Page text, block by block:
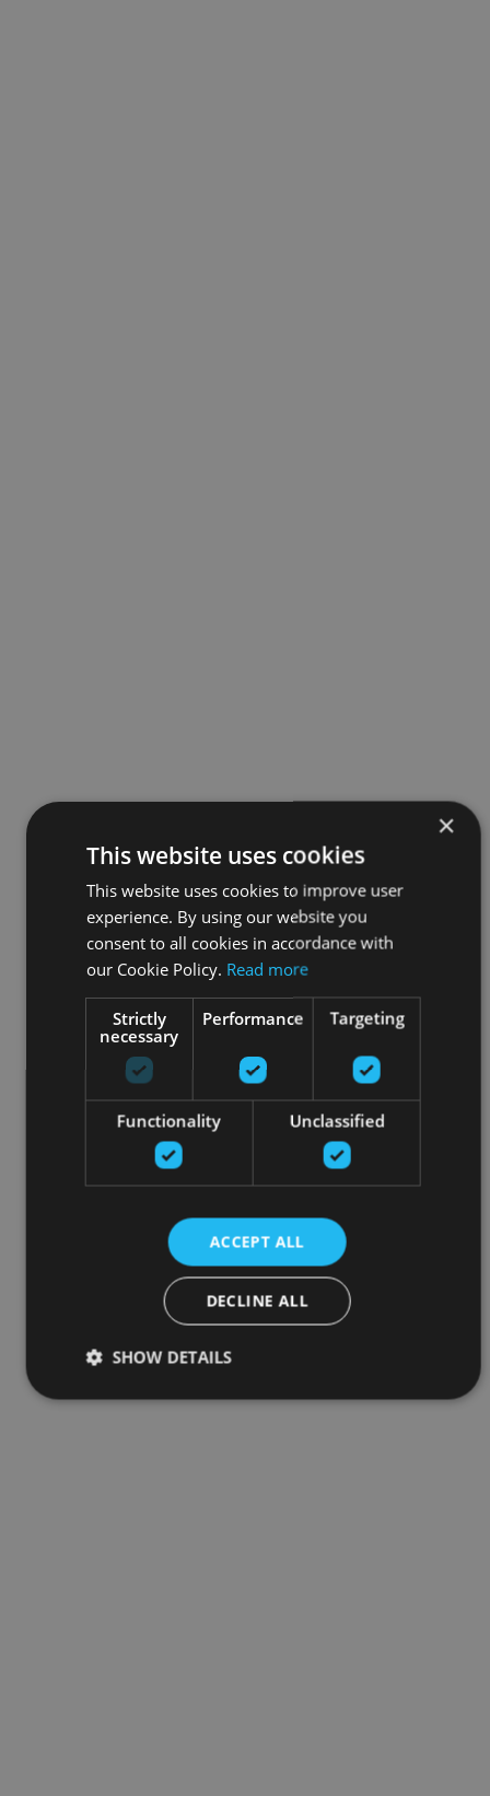
×
This website uses cookies
This website uses cookies to improve user
experience. By using our website you
consent to all cookies in accordance with
our Cookie Policy. Read more
Strictly
necessary
Performance Targeting
Functionality Unclassified
ACCEPT ALL
DECLINE ALL
SHOW DETAILS